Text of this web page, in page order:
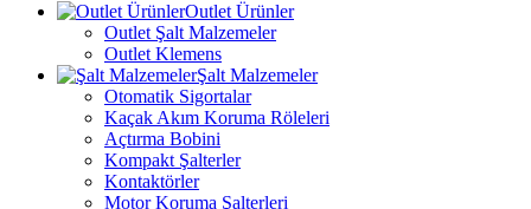
Outlet Ürünler
Outlet Şalt Malzemeler
Outlet Klemens
Şalt Malzemeler
Otomatik Sigortalar
Kaçak Akım Koruma Röleleri
Açtırma Bobini
Kompakt Şalterler
Kontaktörler
Motor Koruma Şalterleri